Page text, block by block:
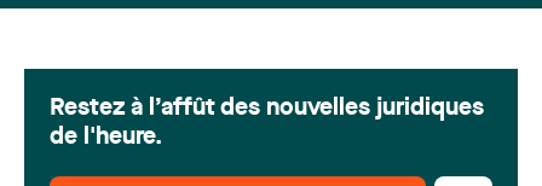
Restez à l’affût des nouvelles juridiques
de l'heure.